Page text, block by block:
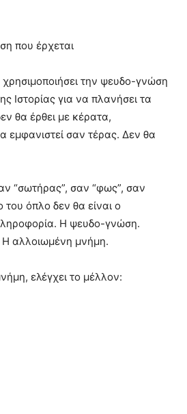
που έρχεται
την ψευδο-γνώση
Ιστορίας για να πλανήσει τα
θα έρθει με κέρατα,
εμφανιστεί σαν τέρας. Δεν θα
“σωτήρας”, σαν “φως”, σαν
του όπλο δεν θα είναι ο
Η ψευδο-γνώση.
Η αλλοιωμένη μνήμη.
ελέγχει το μέλλον: